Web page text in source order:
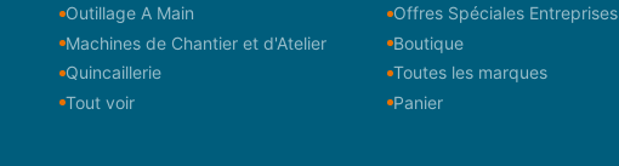
Outillage A Main
Machines de Chantier et d'Atelier
Quincaillerie
Tout voir
Offres Spéciales Entreprises
Boutique
Toutes les marques
Panier